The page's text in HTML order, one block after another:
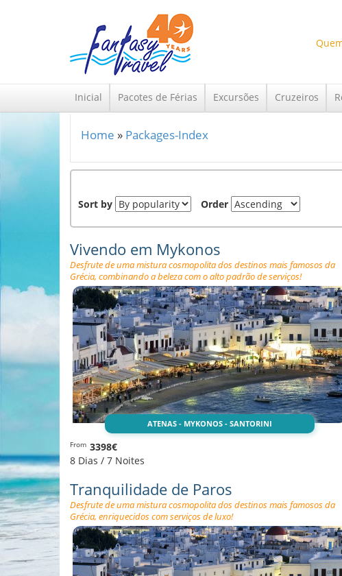
Inicial Pacotes de Férias Excursões Cruzeiros
You are here
Home » Packages-Index
Sort by Order
Vivendo em Mykonos
Desfrute de uma mistura cosmopolita dos destinos mais famosos da
Grécia, combinando a beleza com o alto padrão de serviços!
ATENAS - MYKONOS - SANTORINI
From 3398€
8 Dias / 7 Noites
Tranquilidade de Paros
Desfrute de uma mistura cosmopolita dos destinos mais famosos da
Grécia, enriquecidos com serviços de luxo!